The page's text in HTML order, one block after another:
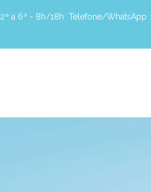
2ª a 6ª - 8h/18h Telefone/WhatsApp :